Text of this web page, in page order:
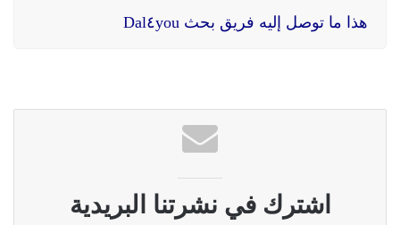
هذا ما توصل إليه فريق بحث Dal٤you
اشترك في نشرتنا البريدية